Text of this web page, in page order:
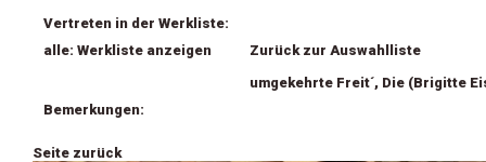
Vertreten in der Werkliste:
alle: Werkliste anzeigen
Zurück zur Auswahlliste
umgekehrte Freit´, Die (Brigitte
Bemerkungen:
Seite zurück